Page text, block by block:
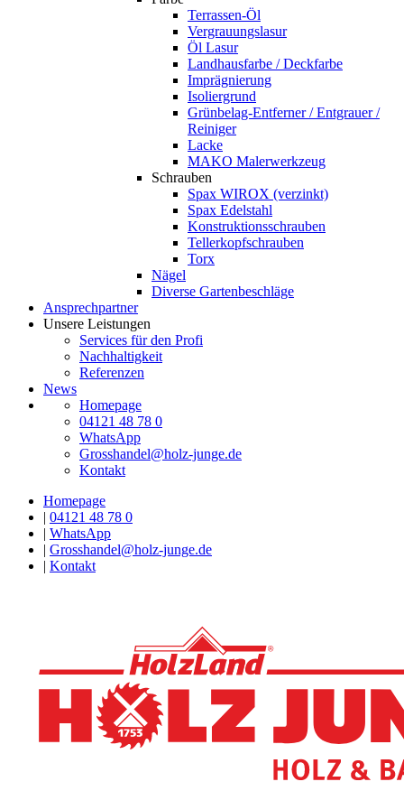
Terrassen-Öl
Vergrauungslasur
Öl Lasur
Landhausfarbe / Deckfarbe
Imprägnierung
Isoliergrund
Grünbelag-Entferner / Entgrauer /
Reiniger
Lacke
MAKO Malerwerkzeug
Schrauben
Spax WIROX (verzinkt)
Spax Edelstahl
Konstruktionsschrauben
Tellerkopfschrauben
Torx
Nägel
Diverse Gartenbeschläge
Ansprechpartner
Unsere Leistungen
Services für den Profi
Nachhaltigkeit
Referenzen
News
Homepage
04121 48 78 0
WhatsApp
Grosshandel@holz-junge.de
Kontakt
Homepage
| 04121 48 78 0
| WhatsApp
| Grosshandel@holz-junge.de
| Kontakt